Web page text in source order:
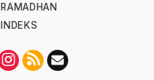
RAMADHAN
INDEKS